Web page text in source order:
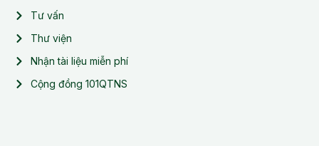
Tư vấn
Thư viện
Nhận tài liệu miễn phí
Cộng đồng 101QTNS